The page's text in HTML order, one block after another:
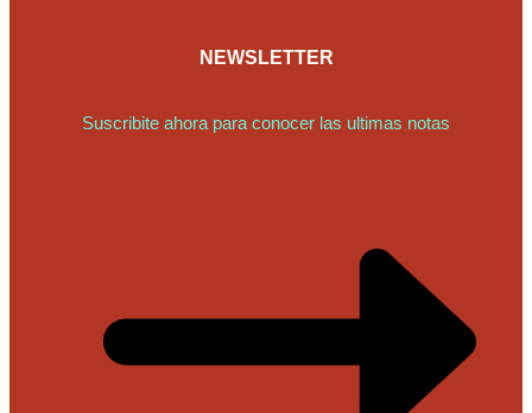
NEWSLETTER
Suscribite ahora para conocer las ultimas notas